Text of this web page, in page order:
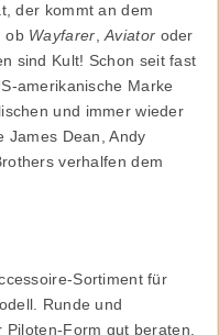
der kommt an dem
ob Wayfarer,Aviator oder
sind Kult! Schon seit fast
amerikanische Marke
und immer wieder
James Dean, Andy
verhalfen dem
Sortiment für
Runde und
Form gut beraten.